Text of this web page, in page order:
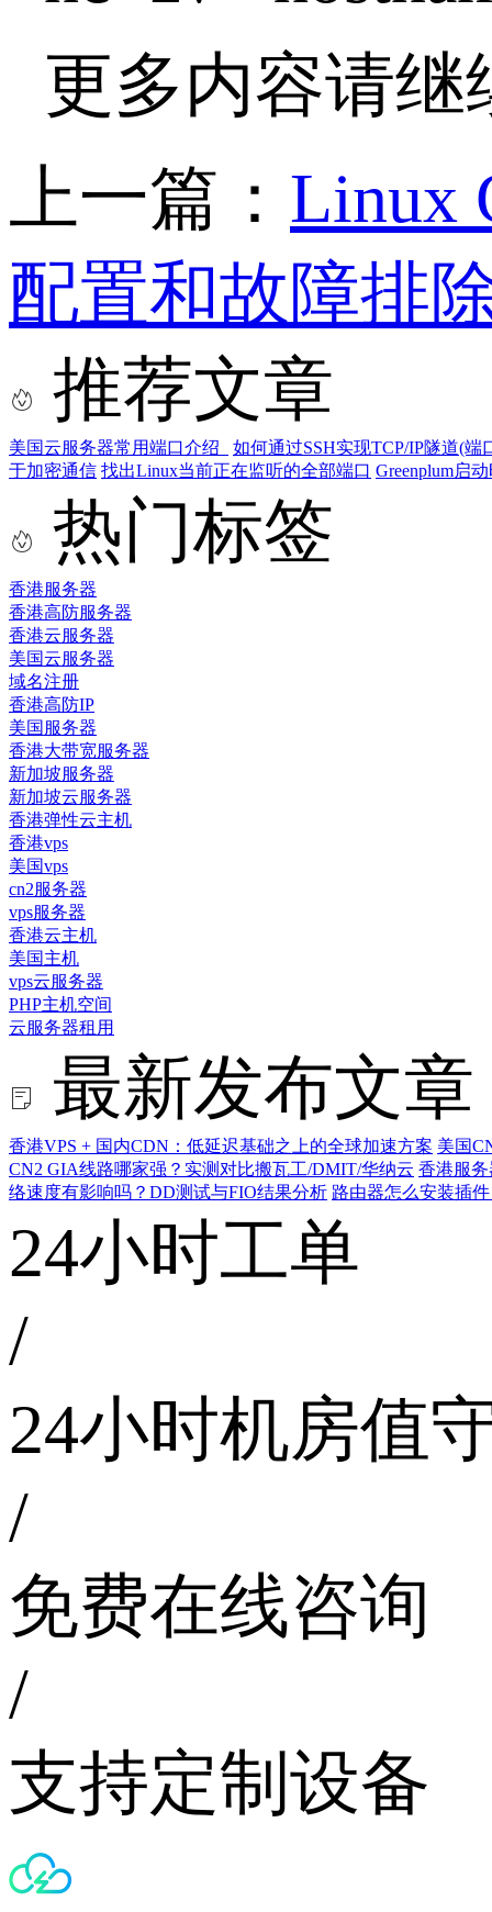
更多内容请继
上一篇： Linux
配置和故障排
推荐文章
美国云服务器常用端口介绍
如何通过SSH实现TCP/IP隧道(端
于加密通信 找出Linux当前正在监听的全部端口 Greenplum启
热门标签
香港服务器
香港高防服务器
香港云服务器
美国云服务器
域名注册
香港高防IP
美国服务器
香港大带宽服务器
新加坡服务器
新加坡云服务器
香港弹性云主机
香港vps
美国vps
cn2服务器
vps服务器
香港云主机
美国主机
vps云服务器
PHP主机空间
云服务器租用
最新发布文章
香港VPS + 国内CDN：低延迟基础之上的全球加速方案 美国
CN2 GIA线路哪家强？实测对比搬瓦工/DMIT/华纳云 香港服
络速度有影响吗？DD测试与FIO结果分析 路由器怎么安装插
24小时工单
/
24小时机房值
/
免费在线咨询
/
支持定制设备